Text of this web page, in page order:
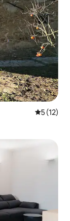
5 av 5 i
5 (12)